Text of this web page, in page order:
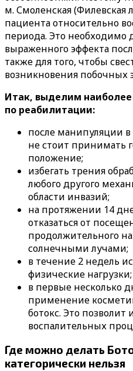
м. Смоленская
пациента относительно
периода. Это необходимо
выраженного эффекта
также для того, чтобы
возникновения побочных
Итак, выделим
по реабилитации:
после манипуляции в
не стоит принимать
положение;
избегать трения
любого другого
области инвазий;
на протяжении 14
отказаться от
продолжительного
солнечными лучами;
в течение 2 недель
физические нагрузки;
в первые несколько
применение
ботокс. Это позволит
воспалительных
Где можно делать
категорически нельзя